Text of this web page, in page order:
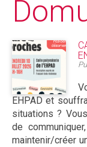
EHPAD et
situations ?
de
maintenir/créer